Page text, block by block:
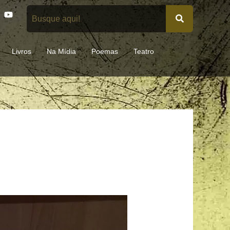
Y
o
t
u
b
e
Livros Na Mídia Poemas Teatro